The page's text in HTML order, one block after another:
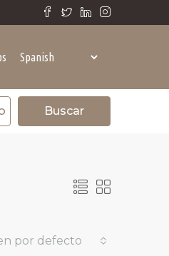
Buscar
por defecto